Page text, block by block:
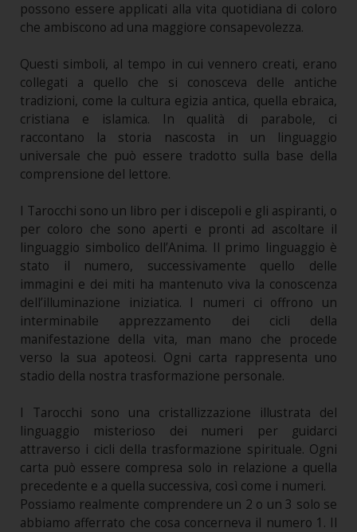
possono essere applicati alla vita quotidiana di coloro
che ambiscono ad una maggiore consapevolezza.
Questi simboli, al tempo in cui vennero creati, erano
collegati a quello che si conosceva delle antiche
tradizioni, come la cultura egizia antica, quella ebraica,
cristiana e islamica. In qualità di parabole, ci
raccontano la storia nascosta in un linguaggio
universale che può essere tradotto sulla base della
comprensione del lettore.
I Tarocchi sono un libro per i discepoli e gli aspiranti, o
per coloro che sono aperti e pronti ad ascoltare il
linguaggio simbolico dell’Anima. Il primo linguaggio è
stato il numero, successivamente quello delle
immagini e dei miti ha mantenuto viva la conoscenza
dell’illuminazione iniziatica. I numeri ci offrono un
interminabile apprezzamento dei cicli della
manifestazione della vita, man mano che procede
verso la sua apoteosi. Ogni carta rappresenta uno
stadio della nostra trasformazione personale.
I Tarocchi sono una cristallizzazione illustrata del
linguaggio misterioso dei numeri per guidarci
attraverso i cicli della trasformazione spirituale. Ogni
carta può essere compresa solo in relazione a quella
precedente e a quella successiva, così come i numeri.
Possiamo realmente comprendere un 2 o un 3 solo se
abbiamo afferrato che cosa concerneva il numero 1. Il